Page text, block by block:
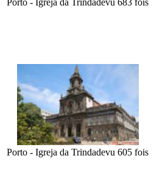
Porto - Igreja da Trindadevu 605 fois